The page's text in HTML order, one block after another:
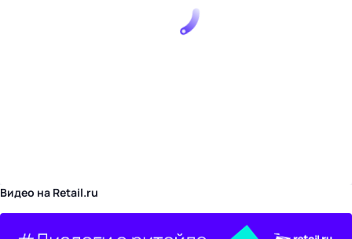
Видео на Retail.ru